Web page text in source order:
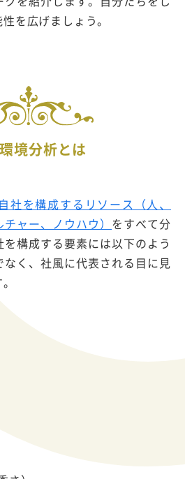
を広げましょう。
境分析とは
自社を構成するリソース（人、
ャー、ノウハウ） をすべて分
構成する要素には以下のよう
く、社風に代表される目に見